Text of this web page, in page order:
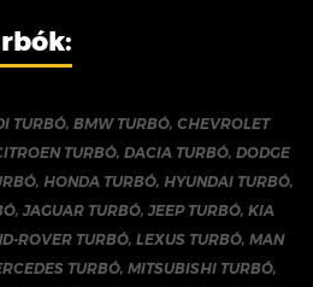
TURBÓ, BMW TURBÓ, CHEVROLET
TURBÓ, DACIA TURBÓ, DODGE
, HONDA TURBÓ, HYUNDAI TURBÓ,
,JAGUAR TURBÓ,JEEP TURBÓ,KIA
ROVER TURBÓ,LEXUS TURBÓ,MAN
TURBÓ, MITSUBISHI TURBÓ,